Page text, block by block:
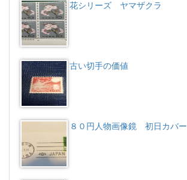
花シリーズ ヤマザクラ
古い切手の価値
８０円人物画像鏡 初日カバー